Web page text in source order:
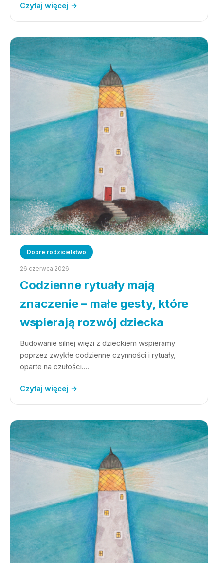
Czytaj więcej →
Dobre rodzicielstwo
26 czerwca 2026
Codzienne rytuały mają
znaczenie – małe gesty, które
wspierają rozwój dziecka
Budowanie silnej więzi z dzieckiem wspieramy
poprzez zwykłe codzienne czynności i rytuały,
oparte na czułości.…
Czytaj więcej →